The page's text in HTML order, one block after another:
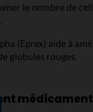
le nombre de
(Eprex) aide à
globules rouges.